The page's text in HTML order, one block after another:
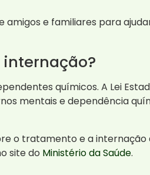
amigos e familiares para
químicos. A Lei
mentais e dependência
o tratamento e a
site do Ministério da Saúde.